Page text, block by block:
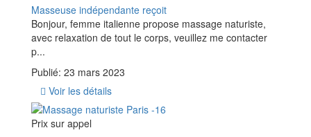
Masseuse indépendante reçoit
Bonjour, femme italienne propose massage naturiste,
avec relaxation de tout le corps, veuillez me contacter
p...
Publié: 23 mars 2023
Voir les détails
Prix ​​sur appel